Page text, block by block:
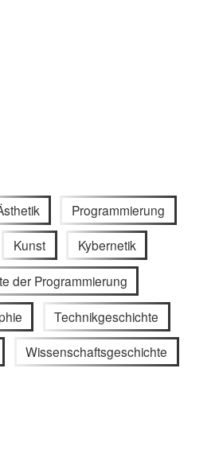
Programmierung
Kunst Kybernetik
der Programmierung
Technikgeschichte
Wissenschaftsgeschichte